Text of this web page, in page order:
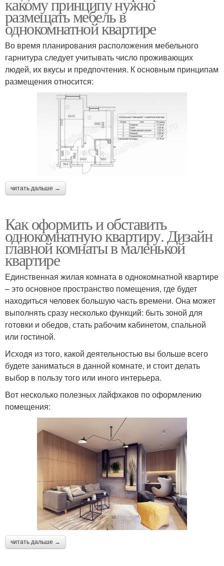
размещать мебель в
однокомнатной квартире
Во время планирования расположения мебельного
гарнитура следует учитывать число проживающих
людей, их вкусы и предпочтения. К основным принципам
размещения относится:
читать дальше →
Как оформить и обставить
однокомнатную квартиру. Дизайн
главной комнаты в маленькой
квартире
Единственная жилая комната в однокомнатной квартире
– это основное пространство помещения, где будет
находиться человек большую часть времени. Она может
выполнять сразу несколько функций: быть зоной для
готовки и обедов, стать рабочим кабинетом, спальной
или гостиной.
Исходя из того, какой деятельностью вы больше всего
будете заниматься в данной комнате, и стоит делать
выбор в пользу того или иного интерьера.
Вот несколько полезных лайфхаков по оформлению
помещения:
читать дальше →